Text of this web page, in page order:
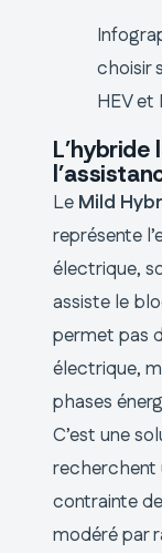
choisir
HEV et
L’hybride
Le Mild
représente
électrique,
assiste le
permet pas
électrique,
phases
C’est une
recherchent
contrainte
modéré par